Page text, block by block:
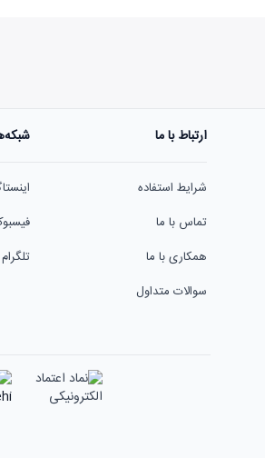
ارتباط با ما
شرایط استفاده
تماس با ما
همکاری با ما
سوالات متداول
تلگرام